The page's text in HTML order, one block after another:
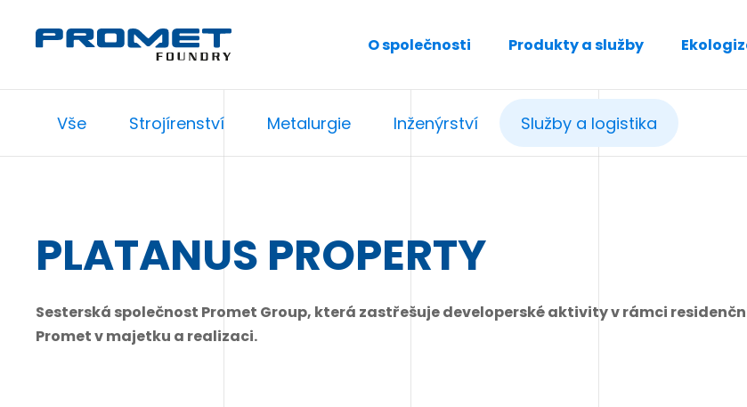
O společnosti Produkty a služby
Vše Strojírenství Metalurgie Inženýrství Služby a logistika
PLATANUS PROPERTY
Sesterská společnost Promet Group, která zastřešuje developerské aktivity v rámci
Promet v majetku a realizaci.